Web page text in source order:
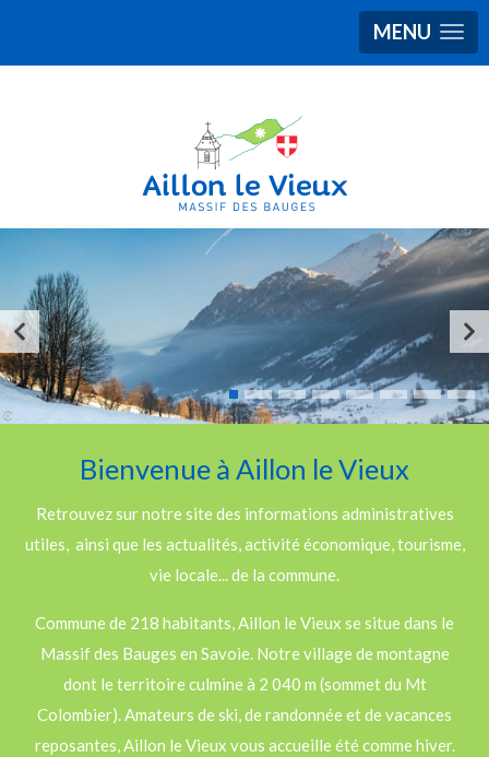
MENU
Bienvenue à Aillon le Vieux
Retrouvez sur notre site des informations administratives
utiles, ainsi que les actualités, activité économique, tourisme,
vie locale... de la commune.
Commune de 218 habitants, Aillon le Vieux se situe dans le
Massif des Bauges en Savoie. Notre village de montagne
dont le territoire culmine à 2 040 m (sommet du Mt
Colombier). Amateurs de ski, de randonnée et de vacances
reposantes, Aillon le Vieux vous accueille été comme hiver.